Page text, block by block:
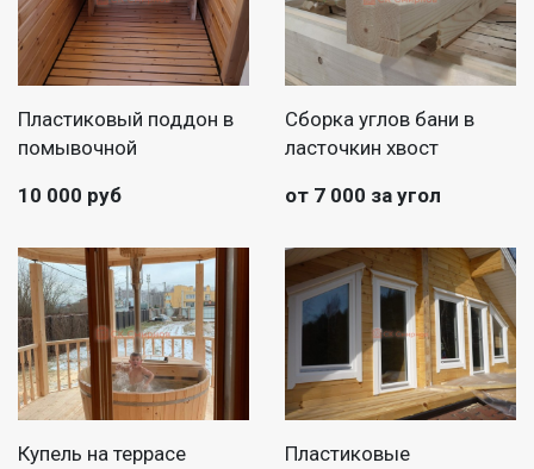
Пластиковый поддон в
помывочной
10 000 руб
Сборка углов бани в
ласточкин хвост
от 7 000 за угол
Купель на террасе
Пластиковые